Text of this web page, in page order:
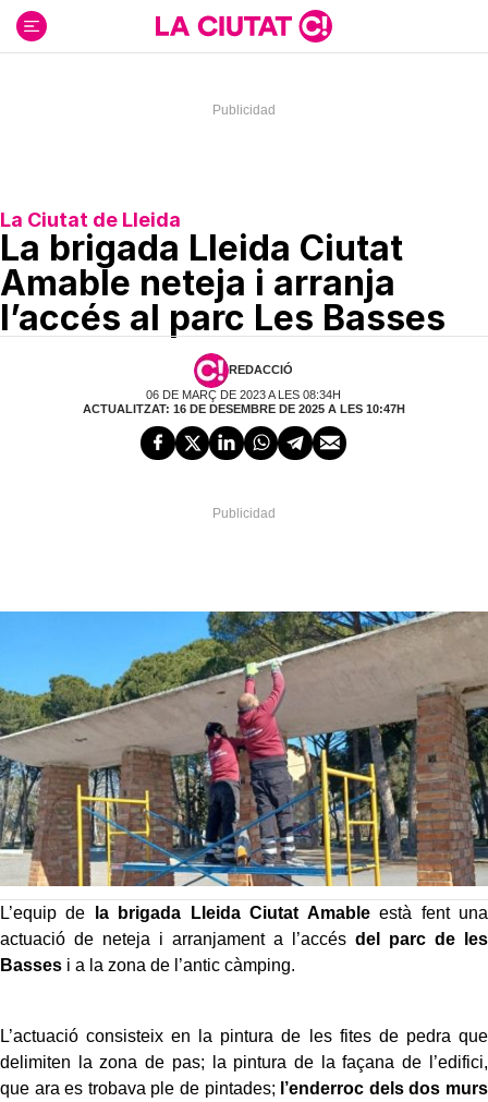
contenido
La Ciutat de Lleida
La brigada Lleida Ciutat
Amable neteja i arranja
l’accés al parc Les Basses
REDACCIÓ
06 DE MARÇ DE 2023 A LES 08:34H
ACTUALITZAT: 16 DE DESEMBRE DE 2025 A LES 10:47H
L’equip de la brigada Lleida Ciutat Amableestà fent una
actuació de neteja i arranjament a l’accés del parc de les
Basses i a la zona de l’antic càmping.
L’actuació consisteix en la pintura de les fites de pedra que
delimiten la zona de pas; la pintura de la façana de l’edifici,
que ara es trobava ple de pintades; l’enderroc dels dos murs